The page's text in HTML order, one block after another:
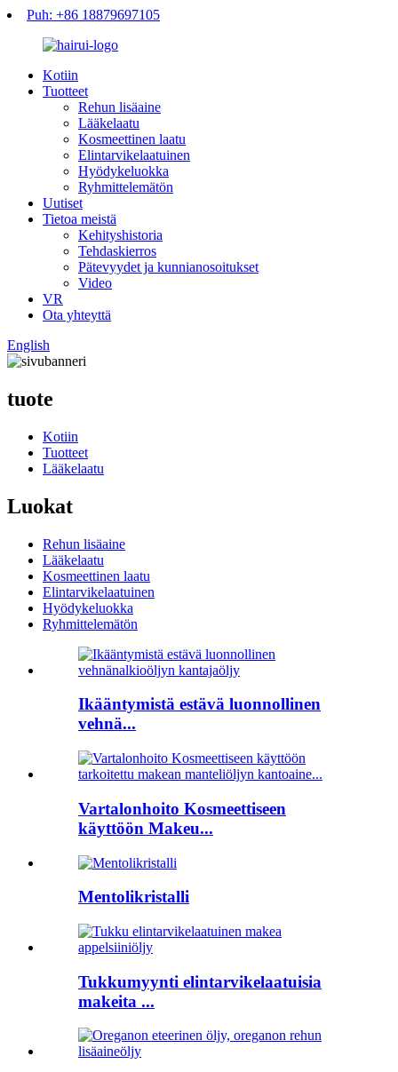
Puh: +86 18879697105
Kotiin
Tuotteet
Rehun lisäaine
Lääkelaatu
Kosmeettinen laatu
Elintarvikelaatuinen
Hyödykeluokka
Ryhmittelemätön
Uutiset
Tietoa meistä
Kehityshistoria
Tehdaskierros
Pätevyydet ja kunnianosoitukset
Video
VR
Ota yhteyttä
English
tuote
Kotiin
Tuotteet
Lääkelaatu
Luokat
Rehun lisäaine
Lääkelaatu
Kosmeettinen laatu
Elintarvikelaatuinen
Hyödykeluokka
Ryhmittelemätön
Ikääntymistä estävä luonnollinen
vehnä...
Vartalonhoito Kosmeettiseen
käyttöön Makeu...
Mentolikristalli
Tukkumyynti elintarvikelaatuisia
makeita ...